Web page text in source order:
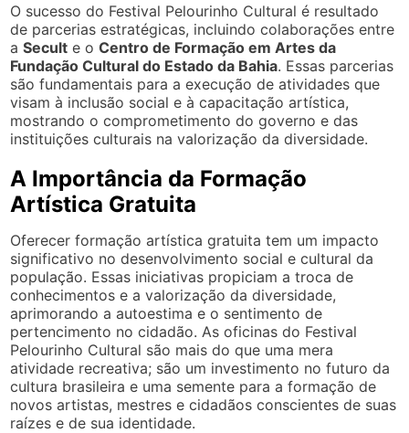
O sucesso do Festival Pelourinho Cultural é resultado
de parcerias estratégicas, incluindo colaborações entre
aSecult e oCentro de Formação em Artes da
Fundação Cultural do Estado da Bahia. Essas parcerias
são fundamentais para a execução de atividades que
visam à inclusão social e à capacitação artística,
mostrando o comprometimento do governo e das
instituições culturais na valorização da diversidade.
A Importância da Formação
Artística Gratuita
Oferecer formação artística gratuita tem um impacto
significativo no desenvolvimento social e cultural da
população. Essas iniciativas propiciam a troca de
conhecimentos e a valorização da diversidade,
aprimorando a autoestima e o sentimento de
pertencimento no cidadão. As oficinas do Festival
Pelourinho Cultural são mais do que uma mera
atividade recreativa; são um investimento no futuro da
cultura brasileira e uma semente para a formação de
novos artistas, mestres e cidadãos conscientes de suas
raízes e de sua identidade.